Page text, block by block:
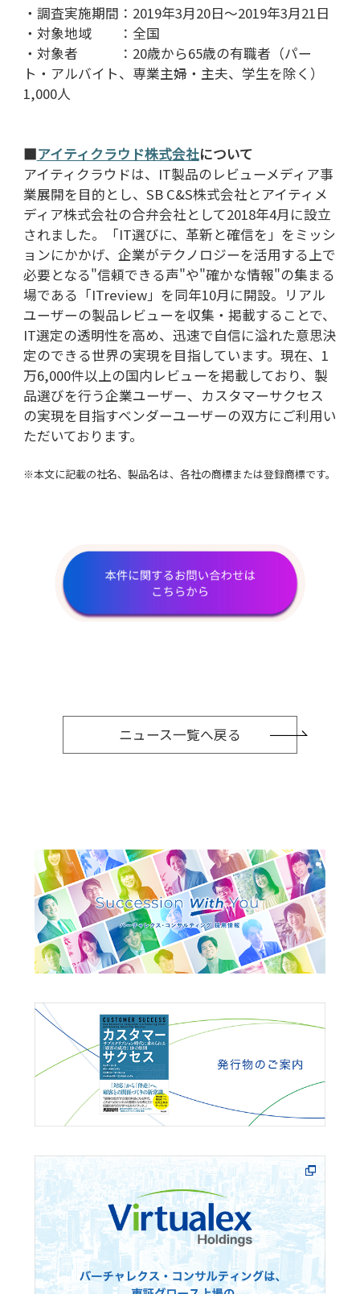
・調査実施期間：2019年3月20日～2019年3月21日
・対象地域 ：全国
・対象者 ：20歳から65歳の有職者（パー
ト・アルバイト、専業主婦・主夫、学生を除く）
1,000人
■アイティクラウド株式会社について
アイティクラウドは、IT製品のレビューメディア事
業展開を目的とし、SB C&S株式会社とアイティメ
ディア株式会社の合弁会社として2018年4月に設立
されました。「IT選びに、革新と確信を」をミッシ
ョンにかかげ、企業がテクノロジーを活用する上で
必要となる"信頼できる声"や"確かな情報"の集まる
場である「ITreview」を同年10月に開設。リアル
ユーザーの製品レビューを収集・掲載することで、
IT選定の透明性を高め、迅速で自信に溢れた意思決
定のできる世界の実現を目指しています。現在、1
万6,000件以上の国内レビューを掲載しており、製
品選びを行う企業ユーザー、カスタマーサクセス
の実現を目指すベンダーユーザーの双方にご利用い
ただいております。
※本文に記載の社名、製品名は、各社の商標または登録商標です。
ニュース一覧へ戻る